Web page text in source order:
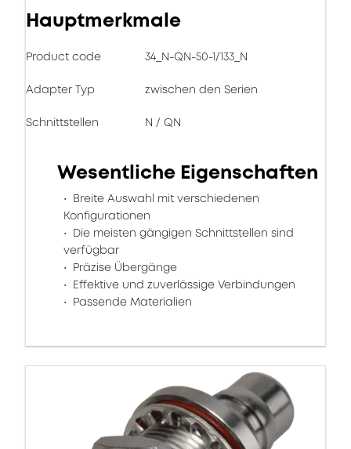
Hauptmerkmale
Product code 34_N-QN-50-1/133_N
Adapter Typ zwischen den Serien
Schnittstellen N / QN
Wesentliche Eigenschaften
Breite Auswahl mit verschiedenen
Konfigurationen
Die meisten gängigen Schnittstellen sind
verfügbar
Präzise Übergänge
Effektive und zuverlässige Verbindungen
Passende Materialien